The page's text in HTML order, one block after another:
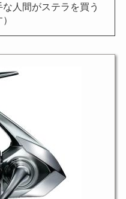
人間がステラを買う